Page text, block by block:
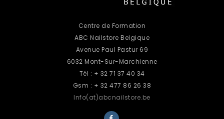
Centre de Formation
ABC Nailstore Belgique
Avenue Paul Pastur 69
6032 Mont-Sur-Marchienne
Tél : + 32 71 37 40 34
Gsm : + 32 477 86 26 38
Info(at)abcnailstore.be